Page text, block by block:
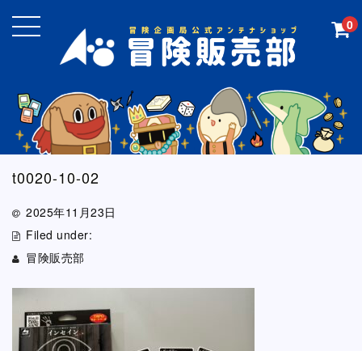
0
t0020-10-02
2025年11月23日
Filed under:
冒険販売部